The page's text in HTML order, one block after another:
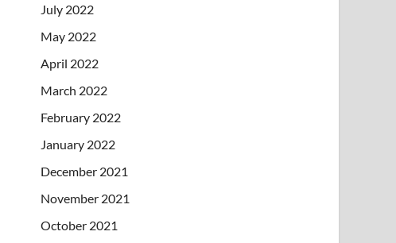
July 2022
May 2022
April 2022
March 2022
February 2022
January 2022
December 2021
November 2021
October 2021